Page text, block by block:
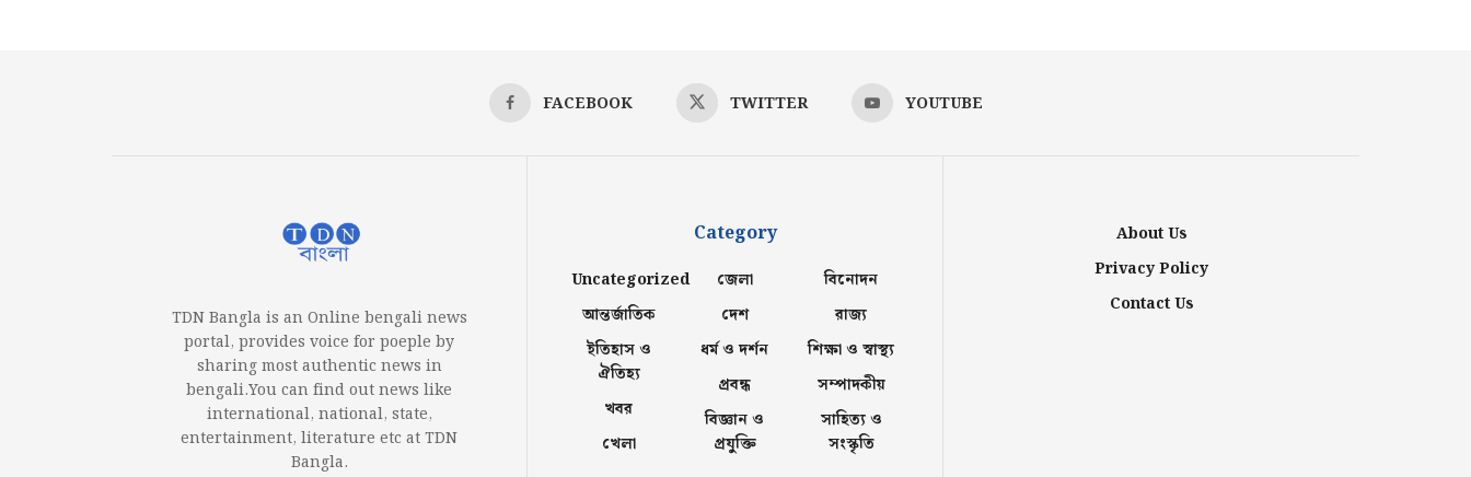
FACEBOOK TWITTER YOUTUBE
TDN Bangla is an Online bengali news
portal, provides voice for poeple by
sharing most authentic news in
bengali.You can find out news like
international, national, state,
entertainment, literature etc at TDN
Bangla.
Category
Uncategorized
আন্তর্জাতিক
ইতিহাস ও
ঐতিহ্য
খবর
খেলা
জেলা
দেশ
ধর্ম ও দর্শন
প্রবন্ধ
বিজ্ঞান ও
প্রযুক্তি
বিনোদন
রাজ্য
শিক্ষা ও স্বাস্থ্য
সম্পাদকীয়
সাহিত্য ও
সংস্কৃতি
About Us
Privacy Policy
Contact Us